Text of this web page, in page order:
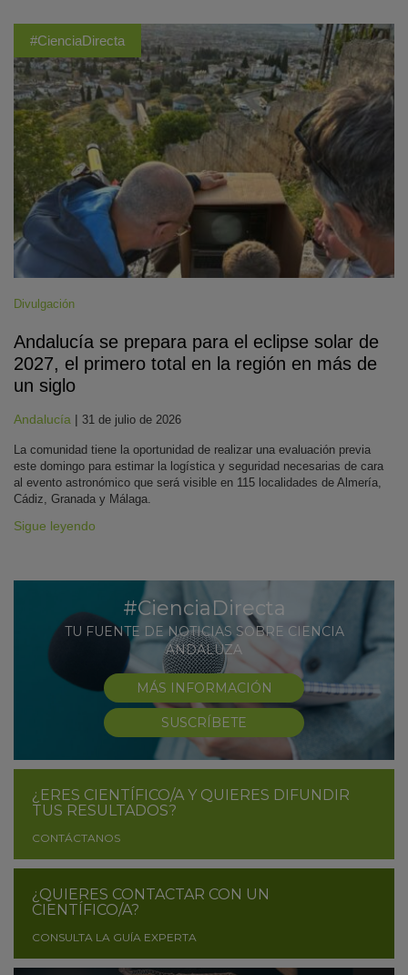
#CienciaDirecta
Divulgación
Andalucía se prepara para el eclipse solar de
2027, el primero total en la región en más de
un siglo
Andalucía | 31 de julio de 2026
La comunidad tiene la oportunidad de realizar una evaluación previa
este domingo para estimar la logística y seguridad necesarias de cara
al evento astronómico que será visible en 115 localidades de Almería,
Cádiz, Granada y Málaga.
Sigue leyendo
#CienciaDirecta
TU FUENTE DE NOTICIAS SOBRE CIENCIA
ANDALUZA
MÁS INFORMACIÓN
SUSCRÍBETE
¿ERES CIENTÍFICO/A Y QUIERES DIFUNDIR
TUS RESULTADOS?
CONTÁCTANOS
¿QUIERES CONTACTAR CON UN
CIENTÍFICO/A?
CONSULTA LA GUÍA EXPERTA